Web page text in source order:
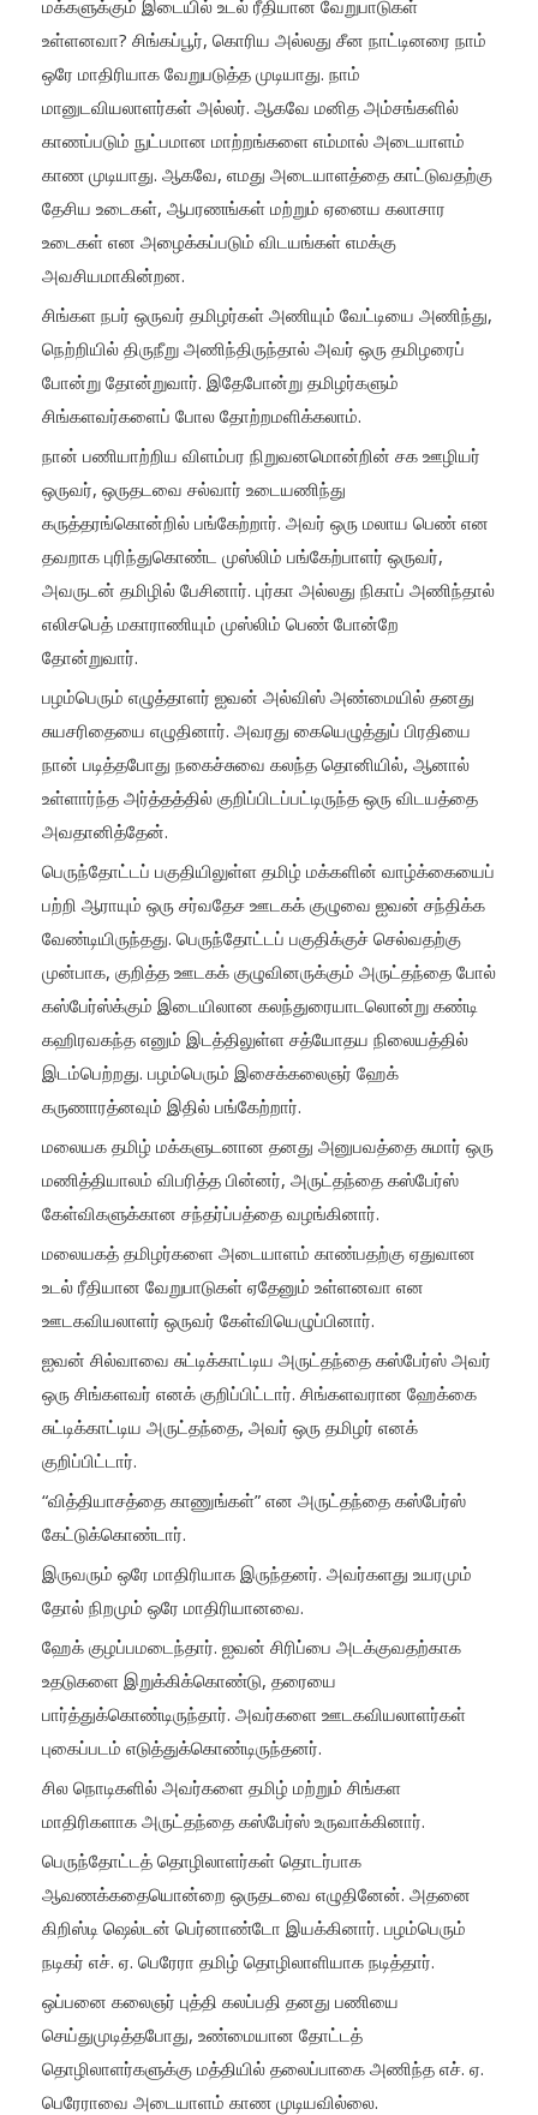
மக்களுக்கும் இடையில் உடல் ரீதியான வேறுபாடுகள்
உள்ளனவா? சிங்கப்பூர், கொரிய அல்லது சீன நாட்டினரை நாம்
ஒரே மாதிரியாக வேறுபடுத்த முடியாது. நாம்
மானுடவியலாளர்கள் அல்லர். ஆகவே மனித அம்சங்களில்
காணப்படும் நுட்பமான மாற்றங்களை எம்மால் அடையாளம்
காண முடியாது. ஆகவே, எமது அடையாளத்தை காட்டுவதற்கு
தேசிய உடைகள், ஆபரணங்கள் மற்றும் ஏனைய கலாசார
உடைகள் என அழைக்கப்படும் விடயங்கள் எமக்கு
அவசியமாகின்றன.
சிங்கள நபர் ஒருவர் தமிழர்கள் அணியும் வேட்டியை அணிந்து,
நெற்றியில் திருநீறு அணிந்திருந்தால் அவர் ஒரு தமிழரைப்
போன்று தோன்றுவார். இதேபோன்று தமிழர்களும்
சிங்களவர்களைப் போல தோற்றமளிக்கலாம்.
நான் பணியாற்றிய விளம்பர நிறுவனமொன்றின் சக ஊழியர்
ஒருவர், ஒருதடவை சல்வார் உடையணிந்து
கருத்தரங்கொன்றில் பங்கேற்றார். அவர் ஒரு மலாய பெண் என
தவறாக புரிந்துகொண்ட முஸ்லிம் பங்கேற்பாளர் ஒருவர்,
அவருடன் தமிழில் பேசினார். புர்கா அல்லது நிகாப் அணிந்தால்
எலிசபெத் மகாராணியும் முஸ்லிம் பெண் போன்றே
தோன்றுவார்.
பழம்பெரும் எழுத்தாளர் ஐவன் அல்விஸ் அண்மையில் தனது
சுயசரிதையை எழுதினார். அவரது கையெழுத்துப் பிரதியை
நான் படித்தபோது நகைச்சுவை கலந்த தொனியில், ஆனால்
உள்ளார்ந்த அர்த்தத்தில் குறிப்பிடப்பட்டிருந்த ஒரு விடயத்தை
அவதானித்தேன்.
பெருந்தோட்டப் பகுதியிலுள்ள தமிழ் மக்களின் வாழ்க்கையைப்
பற்றி ஆராயும் ஒரு சர்வதேச ஊடகக் குழுவை ஐவன் சந்திக்க
வேண்டியிருந்தது. பெருந்தோட்டப் பகுதிக்குச் செல்வதற்கு
முன்பாக, குறித்த ஊடகக் குழுவினருக்கும் அருட்தந்தை போல்
கஸ்பேர்ஸ்க்கும் இடையிலான கலந்துரையாடலொன்று கண்டி
கஹிரவகந்த எனும் இடத்திலுள்ள சத்யோதய நிலையத்தில்
இடம்பெற்றது. பழம்பெரும் இசைக்கலைஞர் ஹேக்
கருணாரத்னவும் இதில் பங்கேற்றார்.
மலையக தமிழ் மக்களுடனான தனது அனுபவத்தை சுமார் ஒரு
மணித்தியாலம் விபரித்த பின்னர், அருட்தந்தை கஸ்பேர்ஸ்
கேள்விகளுக்கான சந்தர்ப்பத்தை வழங்கினார்.
மலையகத் தமிழர்களை அடையாளம் காண்பதற்கு ஏதுவான
உடல் ரீதியான வேறுபாடுகள் ஏதேனும் உள்ளனவா என
ஊடகவியலாளர் ஒருவர் கேள்வியெழுப்பினார்.
ஐவன் சில்வாவை சுட்டிக்காட்டிய அருட்தந்தை கஸ்பேர்ஸ் அவர்
ஒரு சிங்களவர் எனக் குறிப்பிட்டார். சிங்களவரான ஹேக்கை
சுட்டிக்காட்டிய அருட்தந்தை, அவர் ஒரு தமிழர் எனக்
குறிப்பிட்டார்.
“வித்தியாசத்தை காணுங்கள்” என அருட்தந்தை கஸ்பேர்ஸ்
கேட்டுக்கொண்டார்.
இருவரும் ஒரே மாதிரியாக இருந்தனர். அவர்களது உயரமும்
தோல் நிறமும் ஒரே மாதிரியானவை.
ஹேக் குழப்பமடைந்தார். ஐவன் சிரிப்பை அடக்குவதற்காக
உதடுகளை இறுக்கிக்கொண்டு, தரையை
பார்த்துக்கொண்டிருந்தார். அவர்களை ஊடகவியலாளர்கள்
புகைப்படம் எடுத்துக்கொண்டிருந்தனர்.
சில நொடிகளில் அவர்களை தமிழ் மற்றும் சிங்கள
மாதிரிகளாக அருட்தந்தை கஸ்பேர்ஸ் உருவாக்கினார்.
பெருந்தோட்டத் தொழிலாளர்கள் தொடர்பாக
ஆவணக்கதையொன்றை ஒருதடவை எழுதினேன். அதனை
கிறிஸ்டி ஷெல்டன் பெர்னாண்டோ இயக்கினார். பழம்பெரும்
நடிகர் எச். ஏ. பெரேரா தமிழ் தொழிலாளியாக நடித்தார்.
ஒப்பனை கலைஞர் புத்தி கலப்பதி தனது பணியை
செய்துமுடித்தபோது, உண்மையான தோட்டத்
தொழிலாளர்களுக்கு மத்தியில் தலைப்பாகை அணிந்த எச். ஏ.
பெரேராவை அடையாளம் காண முடியவில்லை.